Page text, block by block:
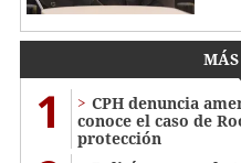
1
CPH denuncia
conoce el caso de
protección